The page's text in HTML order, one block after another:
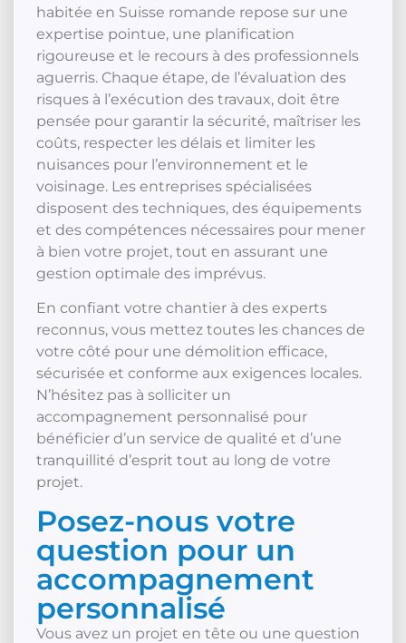
habitée en Suisse romande repose sur une
expertise pointue, une planification
rigoureuse et le recours à des professionnels
aguerris. Chaque étape, de l’évaluation des
risques à l’exécution des travaux, doit être
pensée pour garantir la sécurité, maîtriser les
coûts, respecter les délais et limiter les
nuisances pour l’environnement et le
voisinage. Les entreprises spécialisées
disposent des techniques, des équipements
et des compétences nécessaires pour mener
à bien votre projet, tout en assurant une
gestion optimale des imprévus.
En confiant votre chantier à des experts
reconnus, vous mettez toutes les chances de
votre côté pour une démolition efficace,
sécurisée et conforme aux exigences locales.
N’hésitez pas à solliciter un
accompagnement personnalisé pour
bénéficier d’un service de qualité et d’une
tranquillité d’esprit tout au long de votre
projet.
Posez-nous votre
question pour un
accompagnement
personnalisé
Vous avez un projet en tête ou une question